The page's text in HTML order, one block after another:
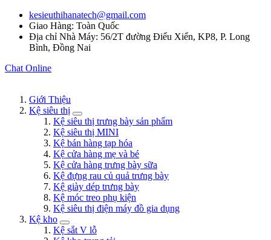
kesieuthihanatech@gmail.com
Giao Hàng: Toàn Quốc
Địa chỉ Nhà Máy: 56/2T đường Điểu Xiển, KP8, P. Long
Bình, Đồng Nai
Chat Online
Giới Thiệu
Kệ siêu thị
Kệ siêu thị trưng bày sản phẩm
Kệ siêu thị MINI
Kệ bán hàng tạp hóa
Kệ cửa hàng mẹ và bé
Kệ cửa hàng trưng bày sữa
Kệ đựng rau củ quả trưng bày
Kệ giày dép trưng bày
Kệ móc treo phụ kiện
Kệ siêu thị điện máy đồ gia dụng
Kệ kho
Kệ sắt V lỗ